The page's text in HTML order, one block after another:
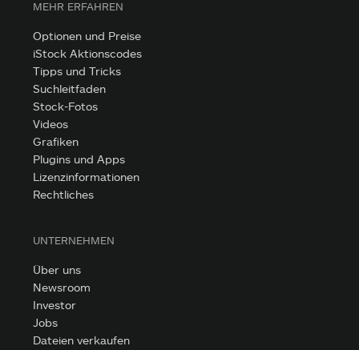
MEHR ERFAHREN
Optionen und Preise
iStock Aktionscodes
Tipps und Tricks
Suchleitfaden
Stock-Fotos
Videos
Grafiken
Plugins und Apps
Lizenzinformationen
Rechtliches
UNTERNEHMEN
Über uns
Newsroom
Investor
Jobs
Dateien verkaufen